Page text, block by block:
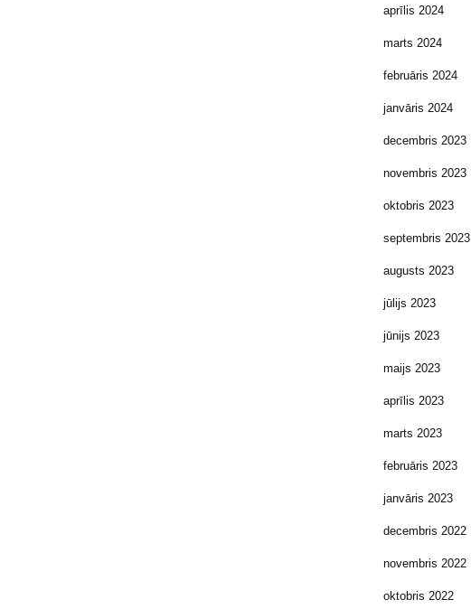
aprīlis 2024
marts 2024
februāris 2024
janvāris 2024
decembris 2023
novembris 2023
oktobris 2023
septembris 2023
augusts 2023
jūlijs 2023
jūnijs 2023
maijs 2023
aprīlis 2023
marts 2023
februāris 2023
janvāris 2023
decembris 2022
novembris 2022
oktobris 2022